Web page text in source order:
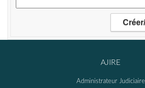
AJIRE
Administrateur Judiciaire